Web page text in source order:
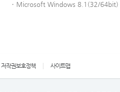
Microsoft Windows 8.1(32/64bit)
저작권보호정책 사이트맵